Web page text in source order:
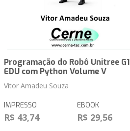
Programação do Robô Unitree G1
EDU com Python Volume V
Vitor Amadeu Souza
IMPRESSO
R$ 43,74
EBOOK
R$ 29,56